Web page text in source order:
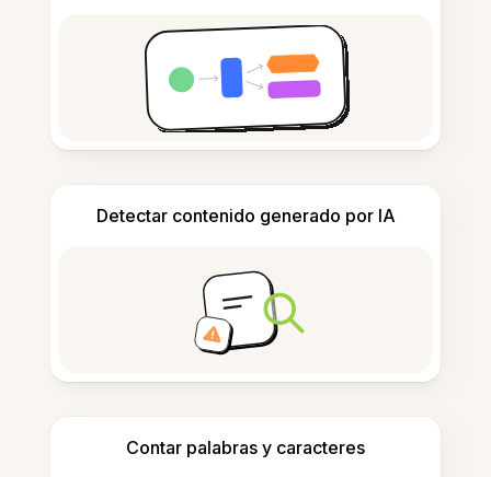
Detectar contenido generado por IA
Contar palabras y caracteres